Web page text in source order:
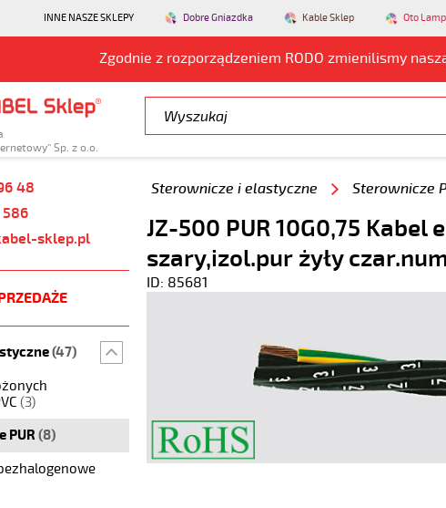
INNE NASZE SKLEPY Dobre Gniazdka Kable Sklep Oto
Zgodnie z rozporządzeniem RODO zmienilismy
Sp. z o.o.
48
586
sklep.pl
(47)
(3)
PUR (8)
Sterownicze i elastyczne Sterownicze
JZ-500 PUR 10G0,75
szary,izol.pur żyły
ID: 85681